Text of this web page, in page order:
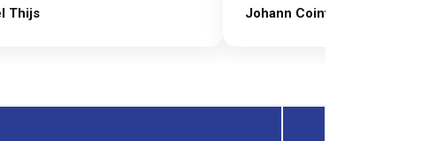
Thijs Johann Cointot